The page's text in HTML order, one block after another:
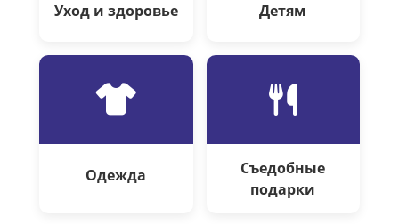
Уход и здоровье Детям
Одежда
Съедобные
подарки